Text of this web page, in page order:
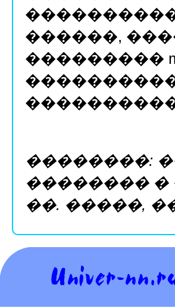
������,
���������
��������:
�������� �
��. �����,